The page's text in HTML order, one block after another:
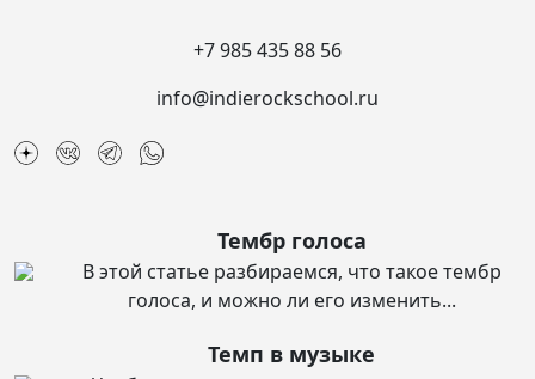
+7 985 435 88 56
info@indierockschool.ru
Тембр голоса
В этой статье разбираемся, что такое тембр
голоса, и можно ли его изменить...
Темп в музыке